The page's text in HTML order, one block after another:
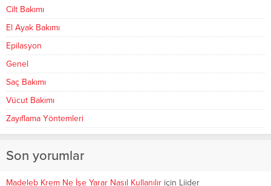
Cilt Bakımı
El Ayak Bakımı
Epilasyon
Genel
Saç Bakımı
Vücut Bakımı
Zayıflama Yöntemleri
Son yorumlar
Madeleb Krem Ne İşe Yarar Nasıl Kullanılır için Liider